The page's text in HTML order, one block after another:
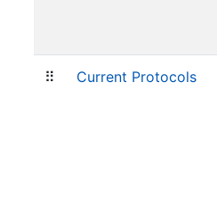
⠿ Current Protocols